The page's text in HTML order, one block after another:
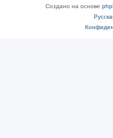
Создано на основе